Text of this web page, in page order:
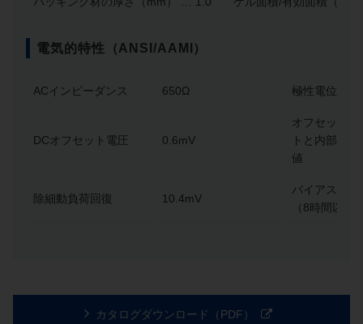
電気的特性（ANSI/AAMI）
ACインピーダンス 650Ω 極性電位変更
DCオフセット電圧 0.6mV
オフセット
トと内部ノ
値
除細動負荷回復 10.4mV
バイアス電流
（8時間以上
カタログダウンロード（PDF）